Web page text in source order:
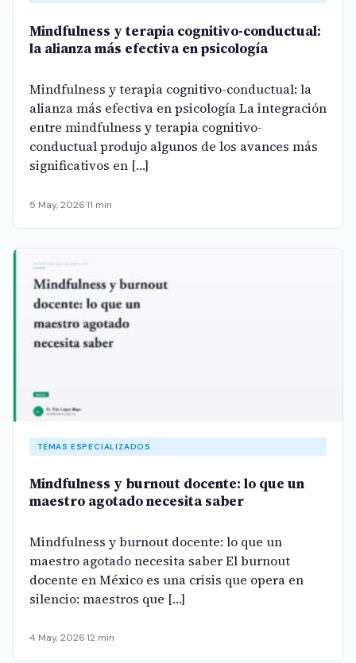
Mindfulness y terapia cognitivo-conductual:
la alianza más efectiva en psicología
Mindfulness y terapia cognitivo-conductual: la
alianza más efectiva en psicología La integración
entre mindfulness y terapia cognitivo-
conductual produjo algunos de los avances más
significativos en […]
5 May, 202611 min
TEMAS ESPECIALIZADOS
Mindfulness y burnout docente: lo que un
maestro agotado necesita saber
Mindfulness y burnout docente: lo que un
maestro agotado necesita saber El burnout
docente en México es una crisis que opera en
silencio: maestros que […]
4 May, 202612 min